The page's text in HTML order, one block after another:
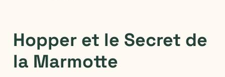
Hopper et le Secret de
la Marmotte